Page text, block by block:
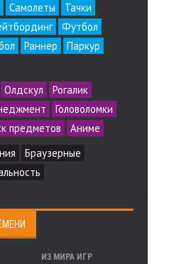
Самолеты
Тачки
Футбол
Раннер
Паркур
Олдскул
Рогалик
Головоломки
предметов
Аниме
Браузерные
ИЗ МИРА ИГР